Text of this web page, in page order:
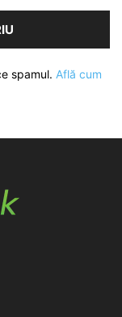
spamul. Află cum